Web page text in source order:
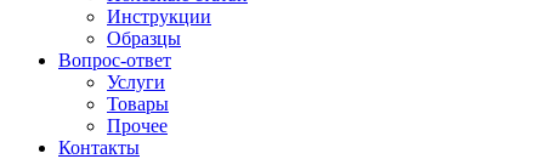
Инструкции
Образцы
Вопрос-ответ
Услуги
Товары
Прочее
Контакты